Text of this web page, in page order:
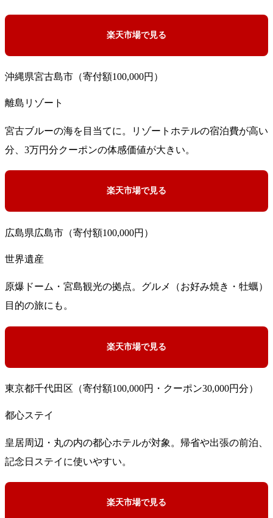
楽天市場で見る
沖縄県宮古島市（寄付額100,000円）
離島リゾート
宮古ブルーの海を目当てに。リゾートホテルの宿泊費が高い
分、3万円分クーポンの体感価値が大きい。
楽天市場で見る
広島県広島市（寄付額100,000円）
世界遺産
原爆ドーム・宮島観光の拠点。グルメ（お好み焼き・牡蠣）
目的の旅にも。
楽天市場で見る
東京都千代田区（寄付額100,000円・クーポン30,000円分）
都心ステイ
皇居周辺・丸の内の都心ホテルが対象。帰省や出張の前泊、
記念日ステイに使いやすい。
楽天市場で見る